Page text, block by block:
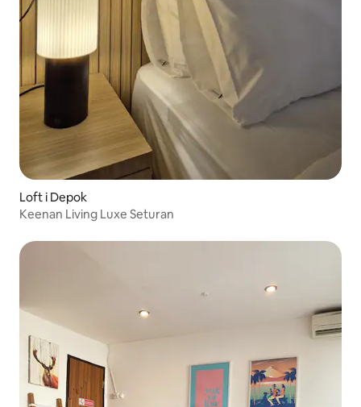
Loft i Depok
Keenan Living Luxe Seturan